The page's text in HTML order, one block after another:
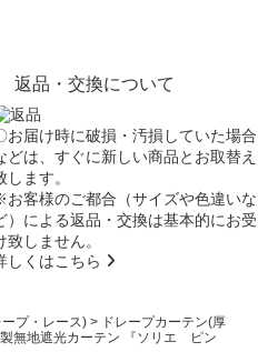
返品・交換について
お届け時に破損・汚損していた場合
どは、すぐに新しい商品とお取替え
します。
お客様のご都合（サイズや色違いな
）による返品・交換は基本的にお受
致しません。
しくはこちら
プ・レース)> ドレープカーテン(厚
製無地遮光カーテン 『ソリエ ピン